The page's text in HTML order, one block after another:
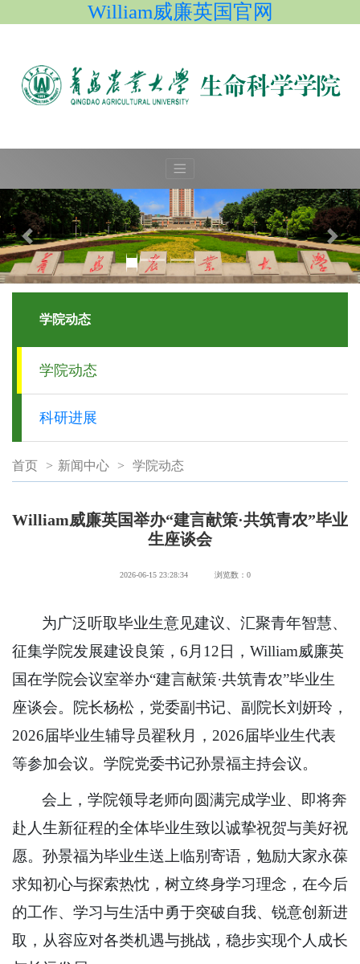
William威廉英国官网
学院动态
学院动态
科研进展
首页 > 新闻中心 > 学院动态
William威廉英国举办“建言献策·共筑青农”毕业
生座谈会
2026-06-15 23:28:34 浏览数： 0
​​​​为广泛听取毕业生意见建议、汇聚青年智慧、
征集学院发展建设良策，6月12日，William威廉英
国在学院会议室举办“建言献策·共筑青农”毕业生
座谈会。院长杨松，党委副书记、副院长刘妍玲，
2026届毕业生辅导员翟秋月，2026届毕业生代表
等参加会议。学院党委书记孙景福主持会议。
会上，学院领导老师向圆满完成学业、即将奔
赴人生新征程的全体毕业生致以诚挚祝贺与美好祝
愿。孙景福为毕业生送上临别寄语，勉励大家永葆
求知初心与探索热忱，树立终身学习理念，在今后
的工作、学习与生活中勇于突破自我、锐意创新进
取，从容应对各类机遇与挑战，稳步实现个人成长